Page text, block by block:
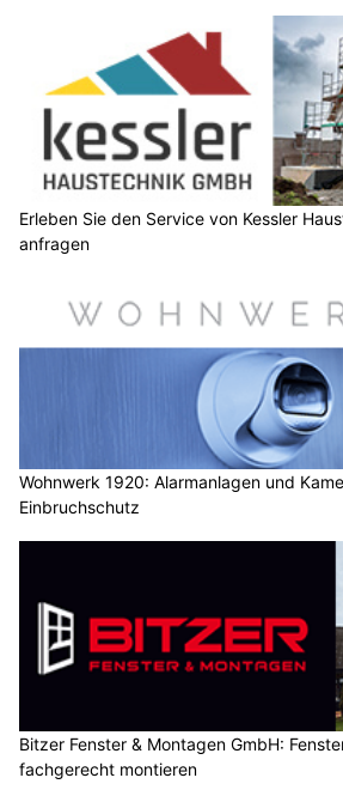
Erleben Sie den Service von Kessler
anfragen
Wohnwerk 1920: Alarmanlagen und
Einbruchschutz
Bitzer Fenster & Montagen GmbH:
fachgerecht montieren